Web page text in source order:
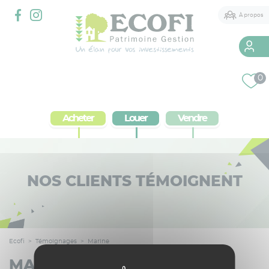
À propos
Services immobiliers
0
Acheter Louer Vendre
NOS CLIENTS TÉMOIGNENT
Ecofi > Témoignages > Marine
MARINE